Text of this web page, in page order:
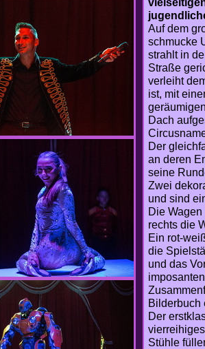
Auf dem
schmucke
strahlt in
Straße
verleiht
ist, mit
Dach
Der
an deren
seine
Zwei
und sind
Die
rechts die
Ein rot-
die
und das
Bilderbuch
Der
Stühle